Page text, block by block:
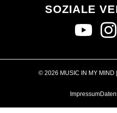
SOZIALE
© 2026 MUSIC IN MY MIND
Impressum